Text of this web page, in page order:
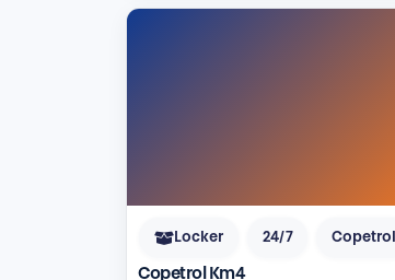
Locker 24/7 Copetrol
Copetrol Km4